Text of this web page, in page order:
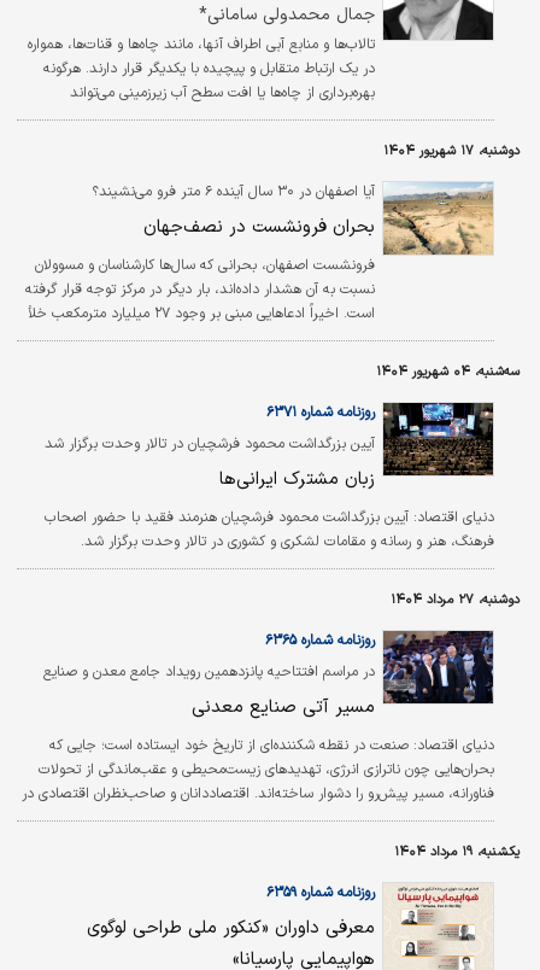
جمال محمدولی سامانی*
تالاب‌ها و منابع آبی اطراف آنها، مانند چاه‌ها و قنات‌ها، همواره
در یک ارتباط متقابل و پیچیده با یکدیگر قرار دارند. هرگونه
بهره‌برداری از چاه‌ها یا افت سطح آب زیرزمینی می‌تواند
مستقیما بر تراز سطح تالاب‌ها اثر بگذارد و جریان آب را از
دوشنبه، ۱۷ شهریور ۱۴۰۴
آیا اصفهان در ۳۰ سال آینده ۶ متر فرو می‌نشیند؟
بحران فرونشست در نصف‌جهان
فرونشست اصفهان، بحرانی که سال‌ها کارشناسان و مسوولان
نسبت به آن هشدار داده‌اند، بار دیگر در مرکز توجه قرار گرفته
است. اخیراً ادعاهایی مبنی بر وجود ۲۷ میلیارد مترمکعب خلأ
زیرزمین و فرو رفتن ۶ متری شهر طی ۳۰ سال آینده مطرح شده
سه‌شنبه، ۰۴ شهریور ۱۴۰۴
آیین بزرگداشت محمود فرشچیان در تالار وحدت برگزار شد
روزنامه شماره ۶۳۷۱
زبان مشترک ایرانی‌ها
دنیای اقتصاد: آیین بزرگداشت محمود فرشچیان هنرمند فقید با حضور اصحاب
فرهنگ، هنر و رسانه و مقامات لشکری و کشوری در تالار وحدت برگزار شد.
دوشنبه، ۲۷ مرداد ۱۴۰۴
در مراسم افتتاحیه پانزدهمین رویداد جامع معدن و صنایع
معدنی به میزبانی گروه رسانه‌ای «دنیای اقتصاد» تشریح شد
روزنامه شماره ۶۳۶۵
مسیر آتی صنایع معدنی
دنیای اقتصاد: صنعت در نقطه‌ شکننده‌ای از تاریخ خود ایستاده است؛ جایی که
بحران‌هایی چون ناترازی انرژی، تهدیدهای زیست‌محیطی و عقب‌ماندگی از تحولات
فناورانه، مسیر پیش‌رو را دشوار ساخته‌اند. اقتصاددانان و صاحب‌نظران اقتصادی در
مراسم افتتاحیه پانزدهمین رویداد جامع معدن و صنایع معدنی که به میزبانی گروه
رسانه‌ای «دنیای اقتصاد» در حال برگزاری است اعلام کردند، بسیاری از این چالش‌ها
قابل پیش‌بینی بود، اما به دلیل واکنش‌های سطحی و کوتاه‌مدت، امروز به ابربحران
بدل شده‌اند. همزمان هشدارهای زیست‌محیطی نشان می‌دهد مرز…
یکشنبه، ۱۹ مرداد ۱۴۰۴
روزنامه شماره ۶۳۵۹
معرفی داوران «کنکور ملی طراحی لوگوی
هواپیمایی پارسیانا»